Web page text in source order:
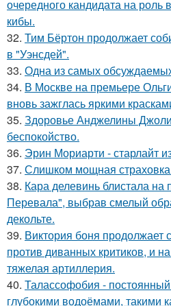
очередного кандидата на роль
кибы.
32. Тим Бёртон продолжает
в "Уэнсдей".
33. Одна из самых
34. В Москве на премьере
вновь зажглась яркими
35. Здоровье Анджелины
беспокойство.
36. Эрин Мориарти - старлайт
37. Слишком мощная
38. Кара делевинь блистала на
Перевала", выбрав смелый
декольте.
39. Виктория боня продолжает
против диванных критиков, и
тяжелая артиллерия.
40. Талассофобия -
глубокими водоёмами, такими